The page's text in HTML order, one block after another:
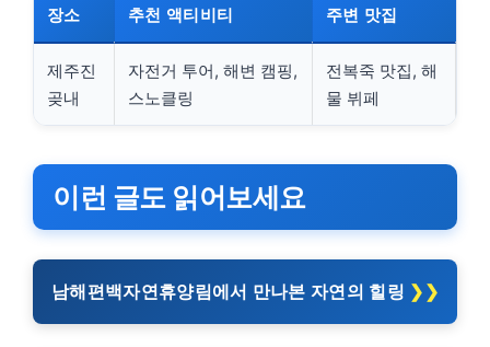
장소 추천 액티비티 주변 맛집
제주진
곶내
자전거 투어, 해변 캠핑,
스노클링
전복죽 맛집, 해
물 뷔페
이런 글도 읽어보세요
남해편백자연휴양림에서 만나본 자연의 힐링